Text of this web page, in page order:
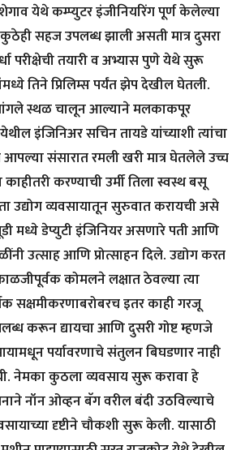
येथे कम्प्युटर इंजीनियरिंग पूर्ण केलेल्या
सहज उपलब्ध झाली असती मात्र दुसरा
परीक्षेची तयारी व अभ्यास पुणे येथे सुरू
तिने प्रिलिम्स पर्यंत झेप देखील घेतली.
स्थळ चालून आल्याने मलकाकपूर
इंजिनिअर सचिन तायडे यांच्याशी त्यांचा
संसारात रमली खरी मात्र घेतलेले उच्च
करण्याची उर्मी तिला स्वस्थ बसू
उद्योग व्यवसायातून सुरुवात करायची असे
मध्ये डेप्युटी इंजिनियर असणारे पती आणि
उत्साह आणि प्रोत्साहन दिले. उद्योग करत
कोमलने लक्षात ठेवल्या त्या
सक्षमीकरणाबरोबरच इतर काही गरजू
करून द्यायचा आणि दुसरी गोष्ट म्हणजे
पर्यावरणाचे संतुलन बिघडणार नाही
नेमका कुठला व्यवसाय सुरू करावा हे
नॉन ओव्हन बॅग वरील बंदी उठविल्याचे
दृष्टीने चौकशी सुरू केली. यासाठी